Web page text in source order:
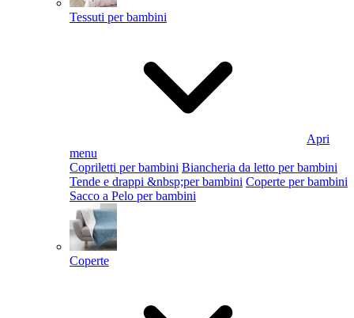
Tessuti per bambini
Apri
menu
Copriletti per bambini Biancheria da letto per bambini
Tende e drappi &nbsp;per bambini Coperte per bambini
Sacco a Pelo per bambini
Coperte